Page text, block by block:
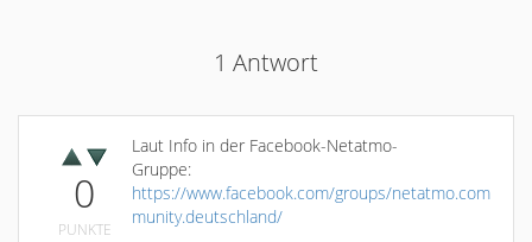
1 Antwort
0
PUNKTE
Laut Info in der Facebook-Netatmo-
Gruppe:
https://www.facebook.com/groups/netatmo.com
munity.deutschland/